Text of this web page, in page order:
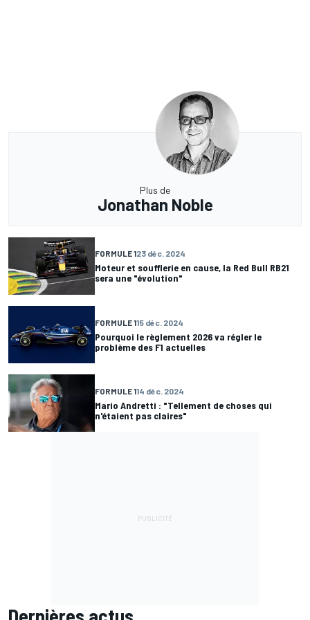
Plus de
Jonathan Noble
FORMULE 123 déc. 2024
Moteur et soufflerie en cause, la Red Bull RB21
sera une "évolution"
FORMULE 115 déc. 2024
Pourquoi le règlement 2026 va régler le
problème des F1 actuelles
FORMULE 114 déc. 2024
Mario Andretti : "Tellement de choses qui
n'étaient pas claires"